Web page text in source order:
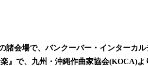
諸会場で、バンクーバー・インターカ
』で、九州・沖縄作曲家協会(KOCA)